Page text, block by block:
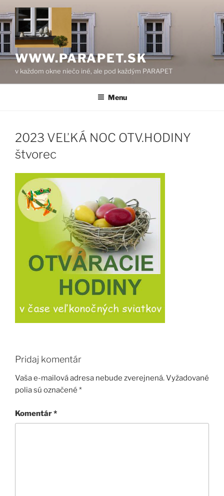
Prejsť
na
obsah
WWW.PARAPET.SK
v každom okne niečo iné, ale pod každým PARAPET
Menu
2023 VEĽKÁ NOC OTV.HODINY
štvorec
Pridaj komentár
Vaša e-mailová adresa nebude zverejnená.Vyžadované
polia sú označené *
Komentár*